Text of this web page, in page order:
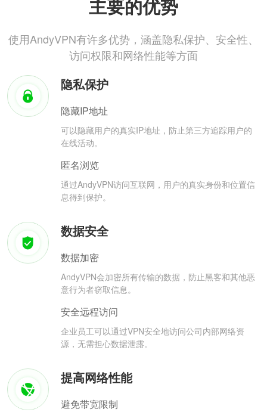
主要的优势
使用AndyVPN有许多优势，涵盖隐私保护、安全性、
访问权限和网络性能等方面
隐私保护
隐藏IP地址
可以隐藏用户的真实IP地址，防止第三方追踪用户的
在线活动。
匿名浏览
通过AndyVPN访问互联网，用户的真实身份和位置信
息得到保护。
数据安全
数据加密
AndyVPN会加密所有传输的数据，防止黑客和其他恶
意行为者窃取信息。
安全远程访问
企业员工可以通过VPN安全地访问公司内部网络资
源，无需担心数据泄露。
提高网络性能
避免带宽限制